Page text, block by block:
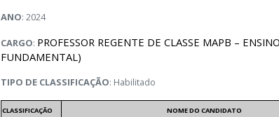
ANO: 2024
CARGO: PROFESSOR REGENTE DE CLASSE MAPB –
FUNDAMENTAL)
TIPO DE CLASSIFICAÇÃO: Habilitado
CLASSIFICAÇÃO NOME DO CANDIDATO